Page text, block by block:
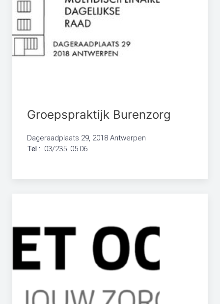
Groepspraktijk Burenzorg
Dageraadplaats 29, 2018 Antwerpen
Tel : 03/235. 05.06